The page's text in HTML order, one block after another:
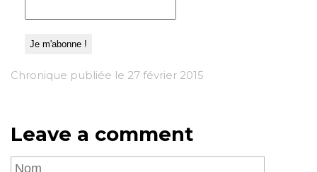
Chronique publiée le 27 février 2015
Leave a comment